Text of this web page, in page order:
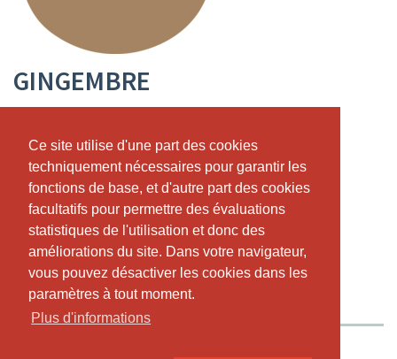
Ce site utilise d'une part des cookies
techniquement nécessaires pour garantir les
fonctions de base, et d'autre part des cookies
facultatifs pour permettre des évaluations
statistiques de l'utilisation et donc des
améliorations du site. Dans votre navigateur,
vous pouvez désactiver les cookies dans les
paramètres à tout moment.
Plus d'informations
Ce site utilise d'une part des cookies
techniquement nécessaires pour garantir les
fonctions de base, et d'autre part des cookies
facultatifs pour permettre des évaluations
statistiques de l'utilisation et donc des
améliorations du site. Dans votre navigateur,
vous pouvez désactiver les cookies dans les
paramètres à tout moment.
Plus d'informations
GINGEMBRE
Eckweg 8a, CH-2504 Bienne,0786027184
https://www.gingembre.studio/
namaste@gingembre.studio
CALENDRIER EN DIRECT
HORAIRE
ABONNEMENTS ET PRIX
A PROPOS DE NOUS
NOTRE TEAM